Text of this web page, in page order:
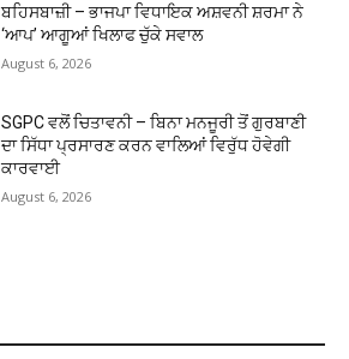
ਬਹਿਸਬਾਜ਼ੀ – ਭਾਜਪਾ ਵਿਧਾਇਕ ਅਸ਼ਵਨੀ ਸ਼ਰਮਾ ਨੇ
‘ਆਪ’ ਆਗੂਆਂ ਖਿਲਾਫ ਚੁੱਕੇ ਸਵਾਲ
August 6, 2026
SGPC ਵਲੋਂ ਚਿਤਾਵਨੀ – ਬਿਨਾ ਮਨਜੂਰੀ ਤੋਂ ਗੁਰਬਾਣੀ
ਦਾ ਸਿੱਧਾ ਪ੍ਰਸਾਰਣ ਕਰਨ ਵਾਲਿਆਂ ਵਿਰੁੱਧ ਹੋਵੇਗੀ
ਕਾਰਵਾਈ
August 6, 2026